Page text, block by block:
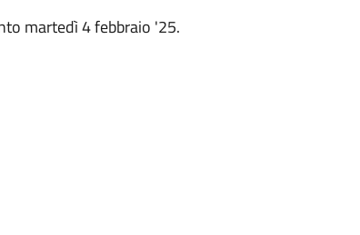
martedì 4 febbraio '25.